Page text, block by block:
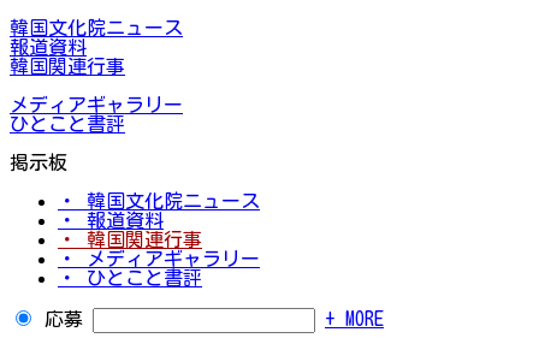
韓国文化院ニュース
報道資料
韓国関連行事
メディアギャラリー
ひとこと書評
掲示板
・ 韓国文化院ニュース
・ 報道資料
・ 韓国関連行事
・ メディアギャラリー
・ ひとこと書評
応募 + MORE